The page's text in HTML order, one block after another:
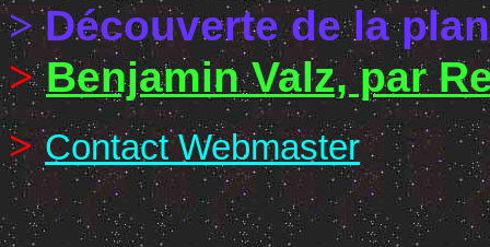
>Découverte de la
> Benjamin Valz, par
> Contact Webmaster